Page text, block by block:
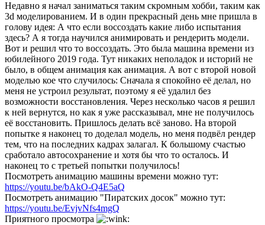
Недавно я начал заниматься таким скромным хобби, таким как
3d моделированием. И в один прекрасный день мне пришла в
голову идея: А что если воссоздать какие либо испытания
здесь? А я тогда научился анимировать и рендерить модели.
Вот и решил что то воссоздать. Это была машина времени из
юбилейного 2019 года. Тут никаких неполадок и историй не
было, в общем анимация как анимация. А вот с второй новой
моделью кое что случилось: Сначала я спокойно её делал, но
меня не устроил результат, поэтому я её удалил без
возможности восстановления. Через несколько часов я решил
к ней вернутся, но как я уже рассказывал, мне не получилось
её восстановить. Пришлось делать всё заново. На второй
попытке я наконец то доделал модель, но меня подвёл рендер
тем, что на последних кадрах залагал. К большому счастью
сработало автосохранение и хотя бы что то осталось. И
наконец то с третьей попытки получилось!
Посмотреть анимацию машины времени можно тут:
https://youtu.be/bAkO-Q4E5aQ
Посмотреть анимацию "Пиратских досок" можно тут:
https://youtu.be/EvjvNfs4mgQ
Приятного просмотра